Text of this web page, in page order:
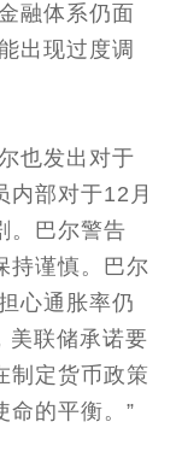
融体系仍面
出现过度调
也发出对于
内部对于12月
。巴尔警告
持谨慎。巴尔
心通胀率仍
美联储承诺要
制定货币政策
命的平衡。”